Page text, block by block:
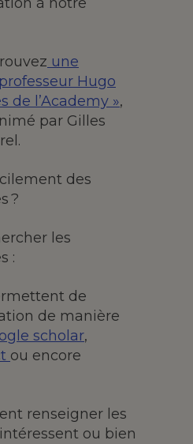
une
Hugo
de l’Academy »,
par Gilles
des
?
les
:
de
de manière
scholar,
ou encore
renseigner les
ou bien